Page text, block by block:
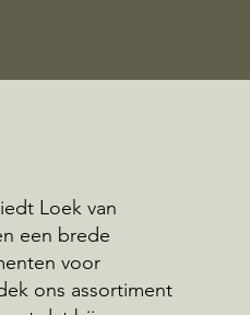
Loek van
een brede
voor
ons assortiment